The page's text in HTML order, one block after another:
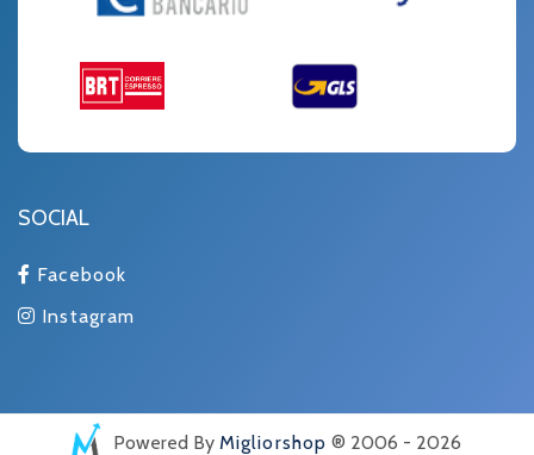
SOCIAL
Facebook
Instagram
Powered By Migliorshop ® 2006 - 2026